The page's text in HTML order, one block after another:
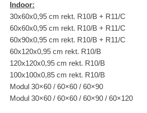
Indoor:
30x60x0,95 cm rekt. R10/B + R11/C
60x60x0,95 cm rekt. R10/B + R11/C
60x90x0,95 cm rekt. R10/B + R11/C
60x120x0,95 cm rekt. R10/B
120x120x0,95 cm rekt. R10/B
100x100x0,85 cm rekt. R10/B
Modul 30×60 / 60×60 / 60×90
Modul 30×60 / 60×60 / 60×90 / 60×120